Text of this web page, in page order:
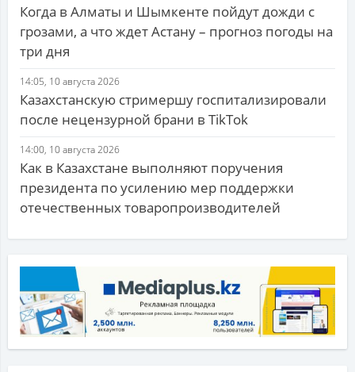
Когда в Алматы и Шымкенте пойдут дожди с
грозами, а что ждет Астану – прогноз погоды на
три дня
14:05, 10 августа 2026
Казахстанскую стримершу госпитализировали
после нецензурной брани в TikTok
14:00, 10 августа 2026
Как в Казахстане выполняют поручения
президента по усилению мер поддержки
отечественных товаропроизводителей